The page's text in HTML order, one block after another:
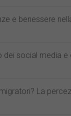
e benessere
dei social media e
La